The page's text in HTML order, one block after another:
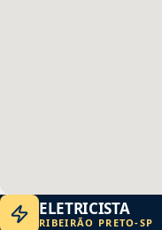
ELETRICISTA
RIBEIRÃO PRETO-SP